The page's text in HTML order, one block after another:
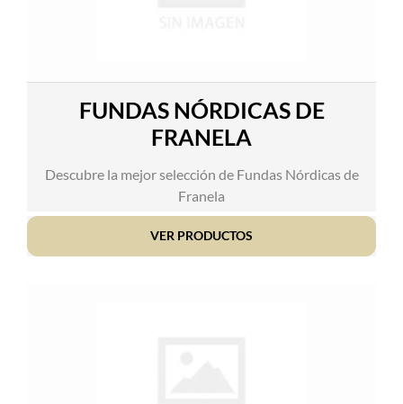
FUNDAS NÓRDICAS DE
FRANELA
Descubre la mejor selección de Fundas Nórdicas de
Franela
VER PRODUCTOS